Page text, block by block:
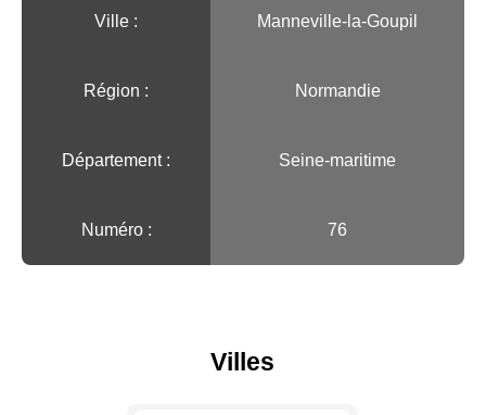
Ville :️ Manneville-la-Goupil
Région :️ Normandie
Département : Seine-maritime
Numéro : 76
Villes